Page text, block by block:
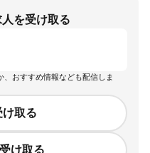
を受け取る
、おすすめ情報なども配信しま
け取る
け取る